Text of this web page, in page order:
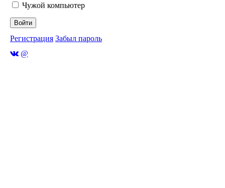
Чужой компьютер
Войти
Регистрация Забыл пароль
@